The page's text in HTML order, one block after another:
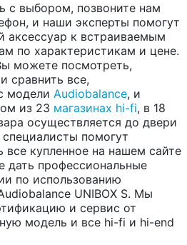
с выбором, позвоните нам
и наши эксперты помогут
аксессуар к встраиваемым
по характеристикам и цене.
можете посмотреть,
сравнить все,
модели Audiobalance, и
из 23 магазинах hi-fi, в 18
осуществляется до двери
помогут
все купленное на нашем сайте
дать профессиональные
по использованию
UNIBOX S. Мы
и сервис от
модель и все hi-fi и hi-end